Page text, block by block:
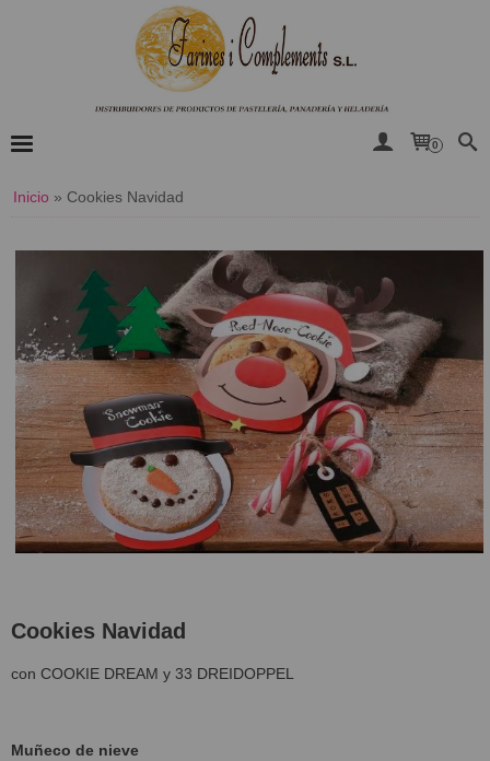
0
Inicio » Cookies Navidad
Cookies Navidad
con COOKIE DREAM y 33 DREIDOPPEL
Muñeco de nieve